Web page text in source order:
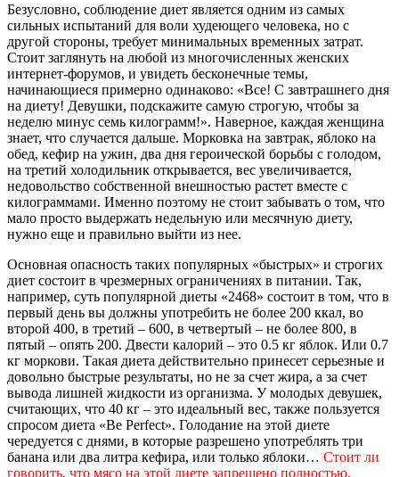
Безусловно, соблюдение диет является одним из самых
сильных испытаний для воли худеющего человека, но с
другой стороны, требует минимальных временных затрат.
Стоит заглянуть на любой из многочисленных женских
интернет-форумов, и увидеть бесконечные темы,
начинающиеся примерно одинаково: «Все! С завтрашнего дня
на диету! Девушки, подскажите самую строгую, чтобы за
неделю минус семь килограмм!». Наверное, каждая женщина
знает, что случается дальше. Морковка на завтрак, яблоко на
обед, кефир на ужин, два дня героической борьбы с голодом,
на третий холодильник открывается, вес увеличивается,
недовольство собственной внешностью растет вместе с
килограммами. Именно поэтому не стоит забывать о том, что
мало просто выдержать недельную или месячную диету,
нужно еще и правильно выйти из нее.
Основная опасность таких популярных «быстрых» и строгих
диет состоит в чрезмерных ограничениях в питании. Так,
например, суть популярной диеты «2468» состоит в том, что в
первый день вы должны употребить не более 200 ккал, во
второй 400, в третий – 600, в четвертый – не более 800, в
пятый – опять 200. Двести калорий – это 0.5 кг яблок. Или 0.7
кг моркови. Такая диета действительно принесет серьезные и
довольно быстрые результаты, но не за счет жира, а за счет
вывода лишней жидкости из организма. У молодых девушек,
считающих, что 40 кг – это идеальный вес, также пользуется
спросом диета «Be Perfect». Голодание на этой диете
чередуется с днями, в которые разрешено употреблять три
банана или два литра кефира, или только яблоки… Стоит ли
говорить, что мясо на этой диете запрещено полностью.